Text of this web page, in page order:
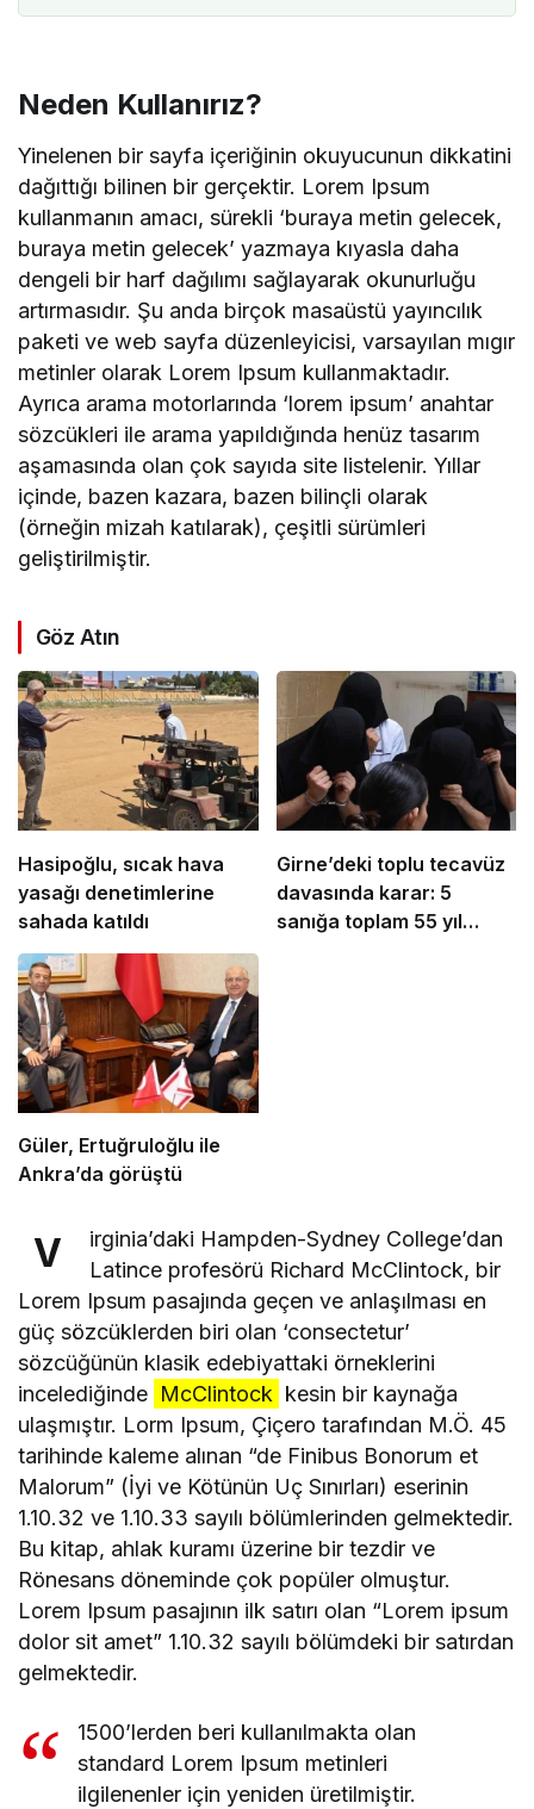
Neden Kullanırız?
Yinelenen bir sayfa içeriğinin okuyucunun dikkatini
dağıttığı bilinen bir gerçektir. Lorem Ipsum
kullanmanın amacı, sürekli ‘buraya metin gelecek,
buraya metin gelecek’ yazmaya kıyasla daha
dengeli bir harf dağılımı sağlayarak okunurluğu
artırmasıdır. Şu anda birçok masaüstü yayıncılık
paketi ve web sayfa düzenleyicisi, varsayılan mıgır
metinler olarak Lorem Ipsum kullanmaktadır.
Ayrıca arama motorlarında ‘lorem ipsum’ anahtar
sözcükleri ile arama yapıldığında henüz tasarım
aşamasında olan çok sayıda site listelenir. Yıllar
içinde, bazen kazara, bazen bilinçli olarak
(örneğin mizah katılarak), çeşitli sürümleri
geliştirilmiştir.
Göz Atın
Hasipoğlu, sıcak hava
yasağı denetimlerine
sahada katıldı
Girne’deki toplu tecavüz
davasında karar: 5
sanığa toplam 55 yıl
Güler, Ertuğruloğlu ile
Ankra’da görüştü
V
irginia’daki Hampden-Sydney College’dan
Latince profesörü Richard McClintock, bir
Lorem Ipsum pasajında geçen ve anlaşılması en
güç sözcüklerden biri olan ‘consectetur’
sözcüğünün klasik edebiyattaki örneklerini
incelediğinde McClintock kesin bir kaynağa
ulaşmıştır. Lorm Ipsum, Çiçero tarafından M.Ö. 45
tarihinde kaleme alınan “de Finibus Bonorum et
Malorum” (İyi ve Kötünün Uç Sınırları) eserinin
1.10.32 ve 1.10.33 sayılı bölümlerinden gelmektedir.
Bu kitap, ahlak kuramı üzerine bir tezdir ve
Rönesans döneminde çok popüler olmuştur.
Lorem Ipsum pasajının ilk satırı olan “Lorem ipsum
dolor sit amet” 1.10.32 sayılı bölümdeki bir satırdan
gelmektedir.
1500’lerden beri kullanılmakta olan
standard Lorem Ipsum metinleri
ilgilenenler için yeniden üretilmiştir.